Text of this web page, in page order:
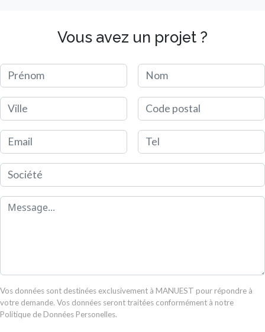
Vous avez un projet ?
Prénom Nom
Ville Code postal
Email Tel
Société
Message
Vos données sont destinées exclusivement à MANUEST pour répondre à
votre demande. Vos données seront traitées conformément à notre
Politique de Données Personelles.